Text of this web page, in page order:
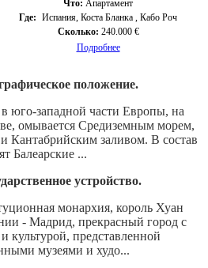
Что: Апартамент
Где: Испания, Коста Бланка , Кабо Роч
Сколько: 240.000 €
Подробнее
положение.
юго-западной части Европы, на
омывается Средиземным морем,
Кантабрийским заливом. В состав
Балеарские ...
устройство.
монархия, король Хуан
- Мадрид, прекрасный город с
культурой, представленной
музеями и худо...